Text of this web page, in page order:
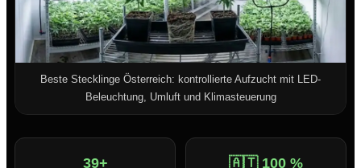
Beste Stecklinge Österreich: kontrollierte Aufzucht mit LED-
Beleuchtung, Umluft und Klimasteuerung
39+ 🇦🇹 100 %